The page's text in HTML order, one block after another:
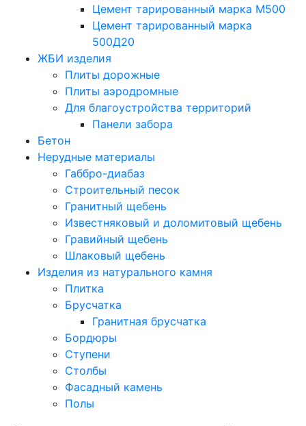
Цемент тарированный марка М500
Цемент тарированный марка
500Д20
ЖБИ изделия
Плиты дорожные
Плиты аэродромные
Для благоустройства территорий
Панели забора
Бетон
Нерудные материалы
Габбро-диабаз
Строительный песок
Гранитный щебень
Известняковый и доломитовый щебень
Гравийный щебень
Шлаковый щебень
Изделия из натурального камня
Плитка
Брусчатка
Гранитная брусчатка
Бордюры
Ступени
Столбы
Фасадный камень
Полы